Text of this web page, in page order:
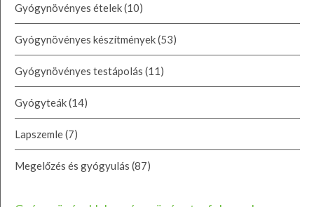
Gyógynövényes ételek(10)
Gyógynövényes készítmények(53)
Gyógynövényes testápolás (11)
Gyógyteák(14)
Lapszemle(7)
Megelőzés és gyógyulás (87)